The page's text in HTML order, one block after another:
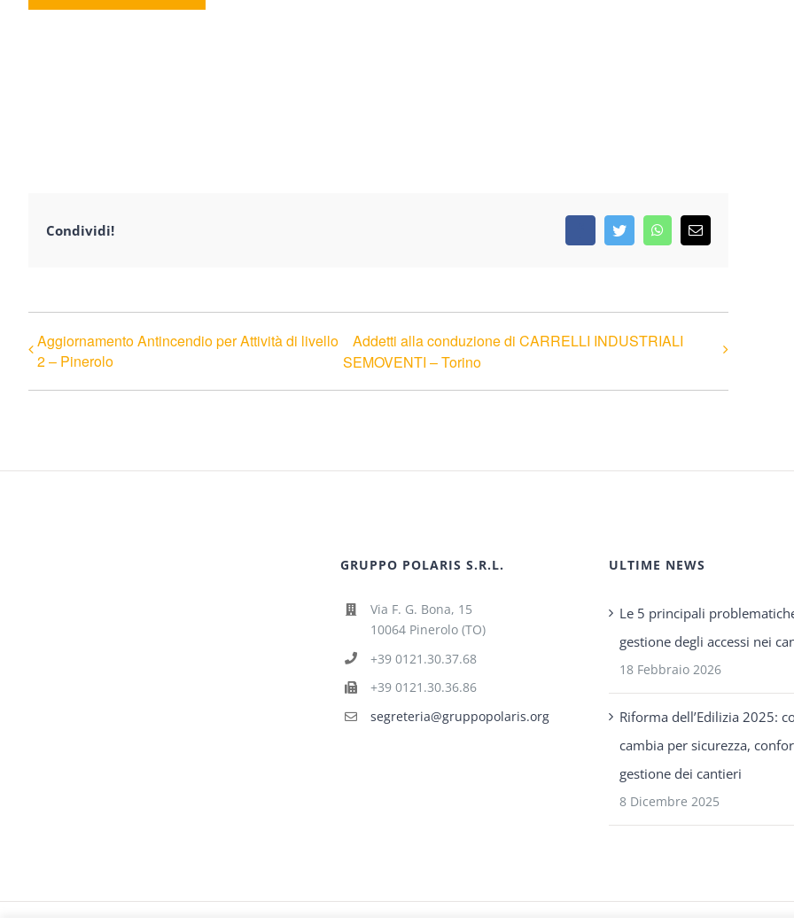
Condividi! FacebookTwitterWhatsApp
Email
Aggiornamento Antincendio per Attività di livello
2 – Pinerolo
Addetti alla conduzione di CARRELLI INDUSTRIALI
SEMOVENTI – Torino
GRUPPO POLARIS S.R.L.
Via F. G. Bona, 15
10064 Pinerolo (TO)
+39 0121.30.37.68
+39 0121.30.36.86
segreteria@gruppopolaris.org
ULTIME NEWS
Le 5 principali
gestione degli accessi nei
18 Febbraio 2026
Riforma dell’Edilizia 2025:
cambia per sicurezza,
gestione dei cantieri
8 Dicembre 2025